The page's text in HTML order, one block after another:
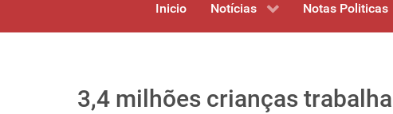
Inicio Notícias Notas Politicas
3,4 milhões crianças